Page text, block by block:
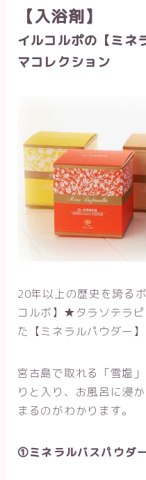
【入浴剤】
イルコルポの【ミネ
マコレクション
20年以上の歴史を誇る
コルボ】★タラソテラ
た【ミネラルパウダー
宮古島で取れる「雪塩
りと入り、お風呂に浸
まるのがわかります。
①ミネラルバスパウダ